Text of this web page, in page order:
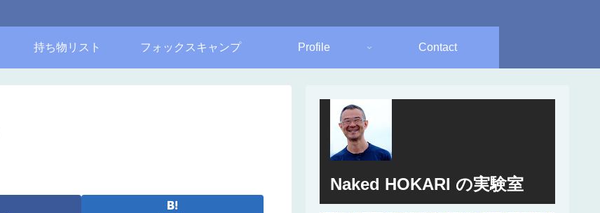
持ち物リスト フォックスキャンプ Profile Contact
Naked HOKARI の実験室